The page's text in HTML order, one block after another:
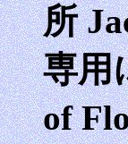
所
専用
of